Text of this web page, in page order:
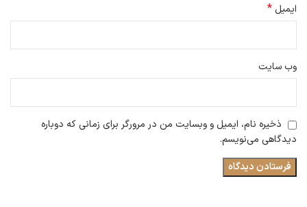
ایمیل *
وب‌ سایت
ذخیره نام، ایمیل و وبسایت من در مرورگر برای زمانی که دوباره
دیدگاهی می‌نویسم.